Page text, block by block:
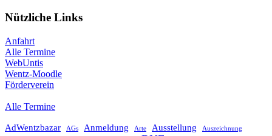
Nützliche Links
Anfahrt
Alle Termine
WebUntis
Wentz-Moodle
Förderverein
Alle Termine
AdWentzbazar AGs Anmeldung Arte Ausstellung
Auszeichnung